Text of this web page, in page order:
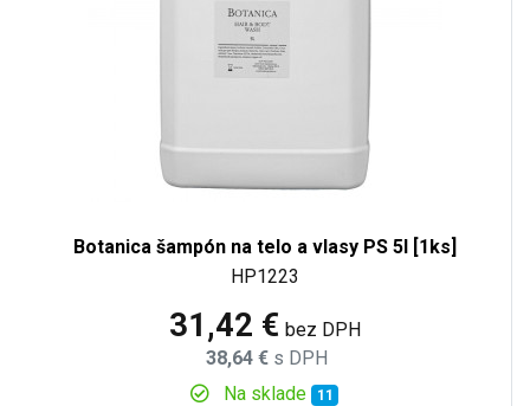
Botanica šampón na telo a vlasy PS 5l [1ks]
HP1223
31,42 € bez DPH
38,64 € s DPH
Na sklade
11